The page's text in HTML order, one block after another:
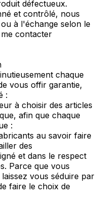
défectueux.
et contrôlé, nous
à l'échange selon le
contacter
chaque
vous offir garantie,
:
à choisir des articles
afin que chaque
:
au savoir faire
des
et dans le respect
Parce que vous
vous séduire par
faire le choix de